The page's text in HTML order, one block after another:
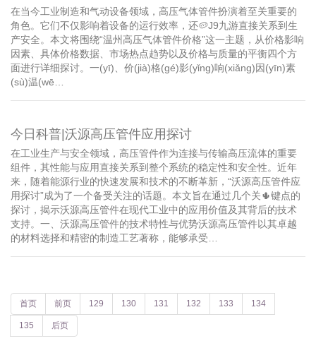
在当今工业制造和气动设备领域，高压气体管件扮演着至关重要的
角色。它们不仅影响着设备的运行效率，还🥔J9九游直接关系到生
产安全。本文将围绕“温州高压气体管件价格”这一主题，从价格影响
因素、具体价格数据、市场热点趋势以及价格与质量的平衡四个方
面进行详细探讨。一(yī)、价(jià)格(gé)影(yǐng)响(xiǎng)因(yīn)素
(sù)温(wē…
今日科普|沃源高压管件应用探讨
在工业生产与安全领域，高压管件作为连接与传输高压流体的重要
组件，其性能与应用直接关系到整个系统的稳定性和安全性。近年
来，随着能源行业的快速发展和技术的不断革新，“沃源高压管件应
用探讨”成为了一个备受关注的话题。本文旨在通过几个关🌵键点的
探讨，揭示沃源高压管件在现代工业中的应用价值及其背后的技术
支持。一、沃源高压管件的技术特性与优势沃源高压管件以其卓越
的材料选择和精密的制造工艺著称，能够承受…
首页 前页 129 130 131 132 133 134
135 后页